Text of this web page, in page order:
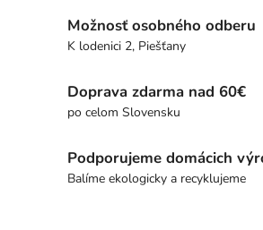
Možnosť osobného odberu
K lodenici 2, Piešťany
Doprava zdarma nad 60€
po celom Slovensku
Podporujeme domácich
Balíme ekologicky a recyklujeme